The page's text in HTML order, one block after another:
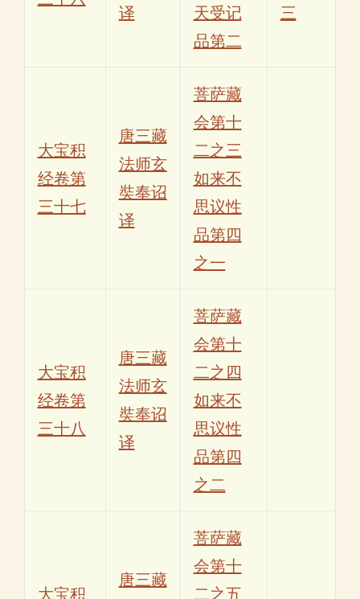
译
天受记
品第二
三
大宝积
经卷第
三十七
唐三藏
法师玄
奘奉诏
译
菩萨藏
会第十
二之三
如来不
思议性
品第四
之一
大宝积
经卷第
三十八
唐三藏
法师玄
奘奉诏
译
菩萨藏
会第十
二之四
如来不
思议性
品第四
之二
大宝积
唐三藏
菩萨藏
会第十
二之五